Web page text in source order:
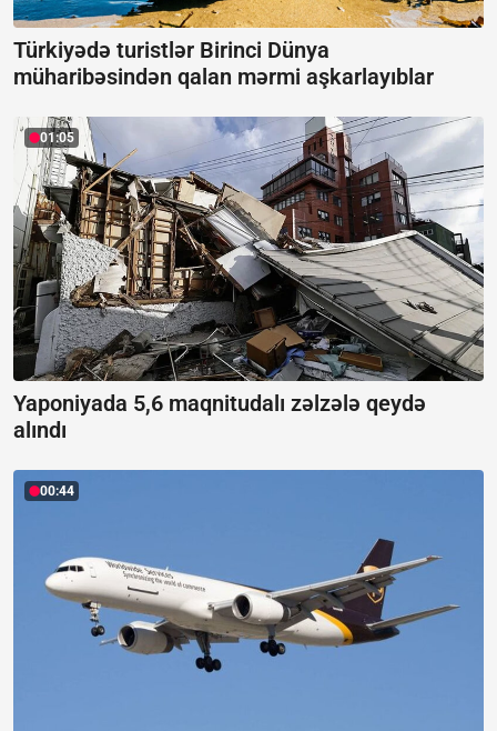
Türkiyədə turistlər Birinci Dünya
müharibəsindən qalan mərmi aşkarlayıblar
01:05
Yaponiyada 5,6 maqnitudalı zəlzələ qeydə
alındı
00:44